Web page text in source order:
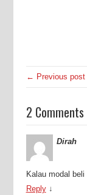
← Previous post
2 Comments
Dirah
Kalau modal
Reply ↓